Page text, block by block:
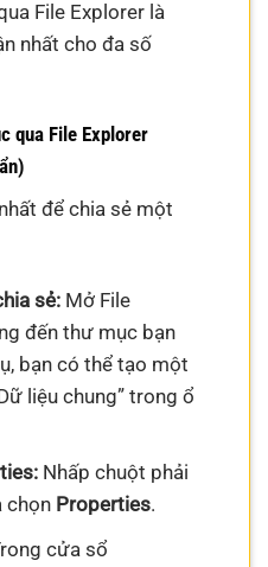
File Explorer là
nhất cho đa số
qua File Explorer
để chia sẻ một
sẻ:Mở File
đến thư mục bạn
bạn có thể tạo một
liệu chung” trong ổ
Nhấp chuột phải
chọn Properties.
cửa sổ